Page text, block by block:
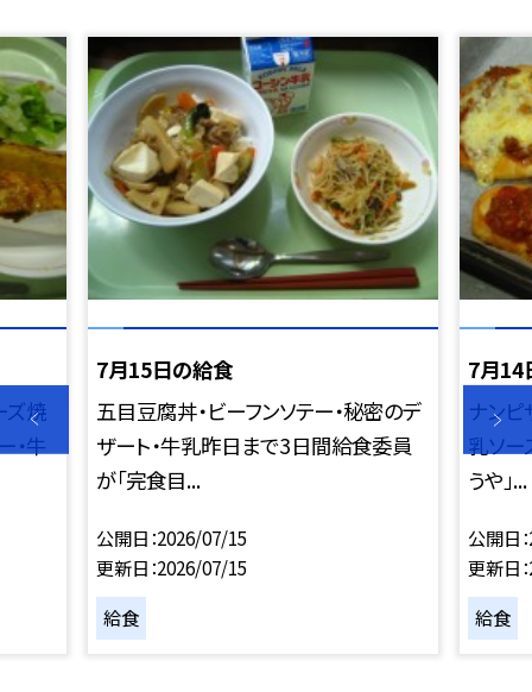
ズ焼
・牛
7月15日の給食
五目豆腐丼・ビーフンソテー・秘密のデ
ザート・牛乳昨日まで3日間給食委員
が「完食目...
公開日 2026/07/15
更新日 2026/07/15
給食
7月14
ナンピ
乳ソー
うや」...
公開日
更新日
給食